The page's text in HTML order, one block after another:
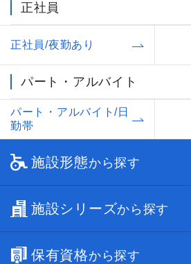
正社員
正社員/夜勤あり
パート・アルバイト
パート・アルバイト/日
勤帯
施設形態から探す
施設シリーズから探す
保有資格から探す